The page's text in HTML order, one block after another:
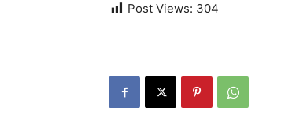
Post Views: 304